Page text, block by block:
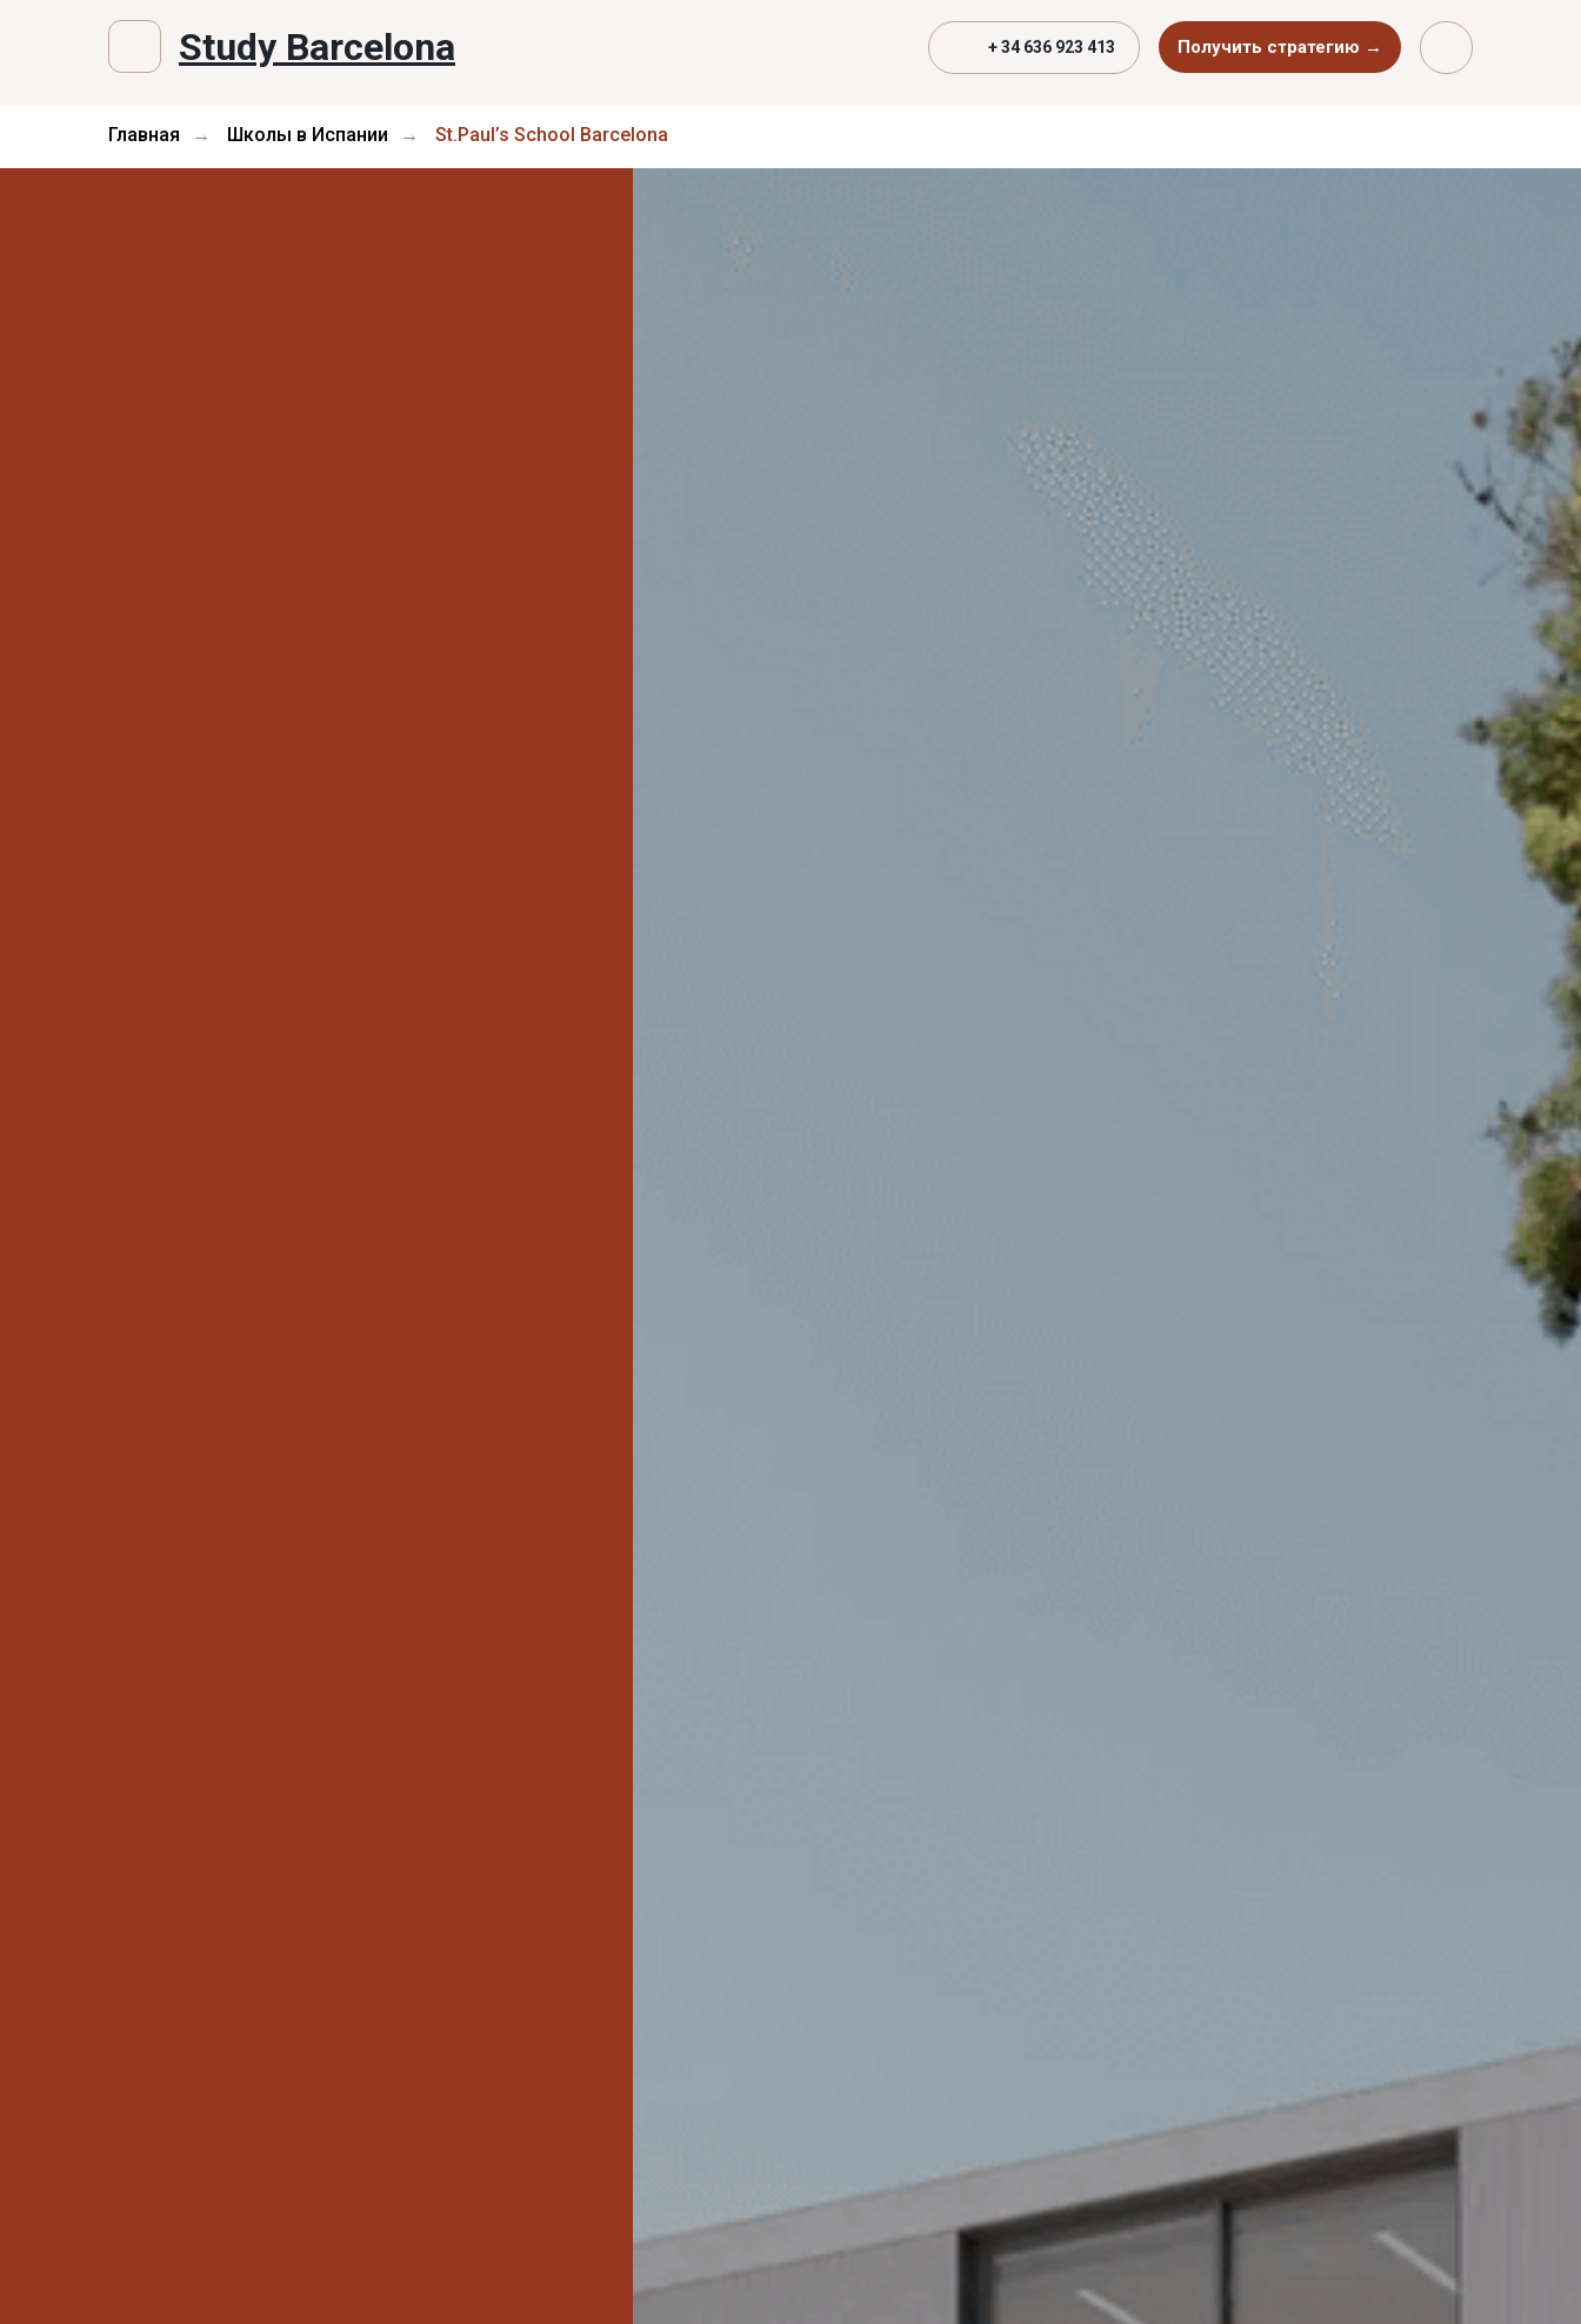
Study Barcelona Получить стратегию →
+ 34 636 923 413
Главная → Школы в Испании → St.Paul’s School Barcelona